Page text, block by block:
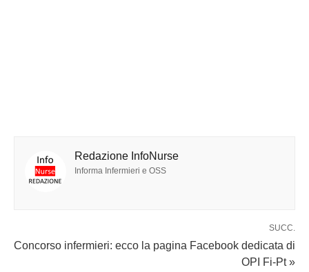
Redazione InfoNurse
Informa Infermieri e OSS
SUCC.
Concorso infermieri: ecco la pagina Facebook dedicata di
OPI Fi-Pt »